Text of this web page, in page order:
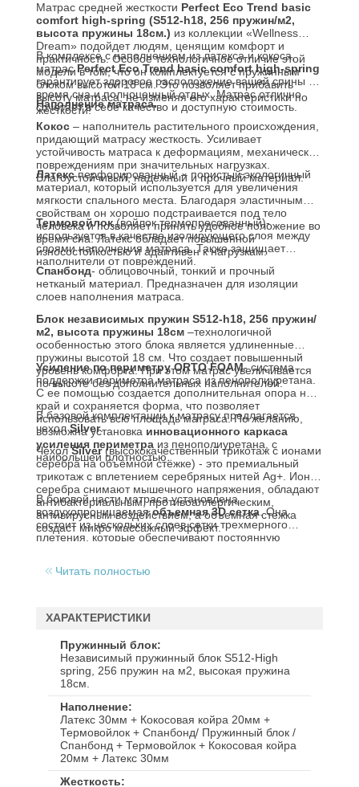
Матрас средней жесткости Perfect Eco Trend basic
comfort high-spring (S512-h18, 256 пружин/м2,
высота пружины 18см.) из коллекции «Wellness
Dream» подойдет людям, ценящим комфорт и
практичность. Особое технологичное отличие этой
модели в том, что он комплектуется с пружинным
блоком высотой 18 см. Это позволяет прибавить
высоту матраса, не изменяя его характеристики по
жесткости!
В комплексе с наполнением из латекса и кокоса,
матрас Perfect Eco Trend basic comfort high-spring
гарантирует здоровое расположение вашей спины во
время сна и полноценный отдых. Матрас отлично
сочетает в себе качество и доступную стоимость.
Наполнение матраса.
Кокос – наполнитель растительного происхождения,
придающий матрасу жесткость. Усиливает
устойчивость матраса к деформациям, механическим
повреждениям при значительных нагрузках.
Влагоустойчивый, надежный и прочный материал.
Латексперфорированный – пористый экологичный
материал, который используется для увеличения
мягкости спального места. Благодаря эластичным
свойствам он хорошо подстраивается под тело
человека и позволяет принять удобное положение во
время сна. Латекс обладает повышенной
износостойкостью и адаптивен к нагрузкам.
Термовойлок(войлок термопресованный)-
используется в качестве изолирующего слоя между
слоями наполнения матраса. Также защищает
наполнители от повреждений.
Спанбонд- облицовочный, тонкий и прочный
нетканый материал. Предназначен для изоляции
слоев наполнения матраса.
Блок независимых пружин S512-h18, 256 пружин/
м2, высота пружины 18см –технологичной
особенностью этого блока является удлиненные
пружины высотой 18 см. Что создает повышенный
уровень комфорта. При этом матрас увеличивается
по высоте без дополнительных наполнителей.
Усиление по периметру ORTO FOAM- система
поддержки периметра матраса из пенополиуретана.
С ее помощью создается дополнительная опора на
край и сохраняется форма, что позволяет
использовать всю площадь матраса. По желанию,
возможна установка инновационного каркаса
усиления периметра
наибольшей плотностью.
В базовой комплектации к матрасу предлагается
чехолSilver.
ЧехолSilver(высококачественный трикотаж с ионами
серебра на объёмной стёжке) - это премиальный
трикотаж с вплетением серебряных нитей Ag+. Ионы
серебра снимают мышечного напряжения, обладают
антибактериальным, противоаллергическим,
антивирусным воздействием, а объемная стежка
создаст микро массажный эффект.
В боковой части матраса установлена
воздухопроницаемаяобъемная 3D сетка . Она
состоит из нескольких слоев сетки трехмерного
плетения, которые обеспечивают постоянную
Читать полностью
ХАРАКТЕРИСТИКИ
Пружинный блок
Независимый пружинный блок S512-High
spring, 256 пружин на м2, высокая пружина
18см.
Наполнение
Латекс 30мм + Кокосовая койра 20мм +
Термовойлок + Спанбонд/ Пружинный блок /
Спанбонд + Термовойлок + Кокосовая койра
20мм + Латекс 30мм
Жесткость